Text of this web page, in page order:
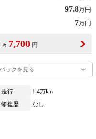
97.8万円
7万円
々 7,700 円
ックを見る
走行
1.4万km
修復歴
なし